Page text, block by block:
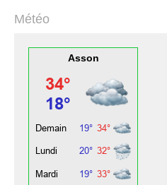
Météo
Asson